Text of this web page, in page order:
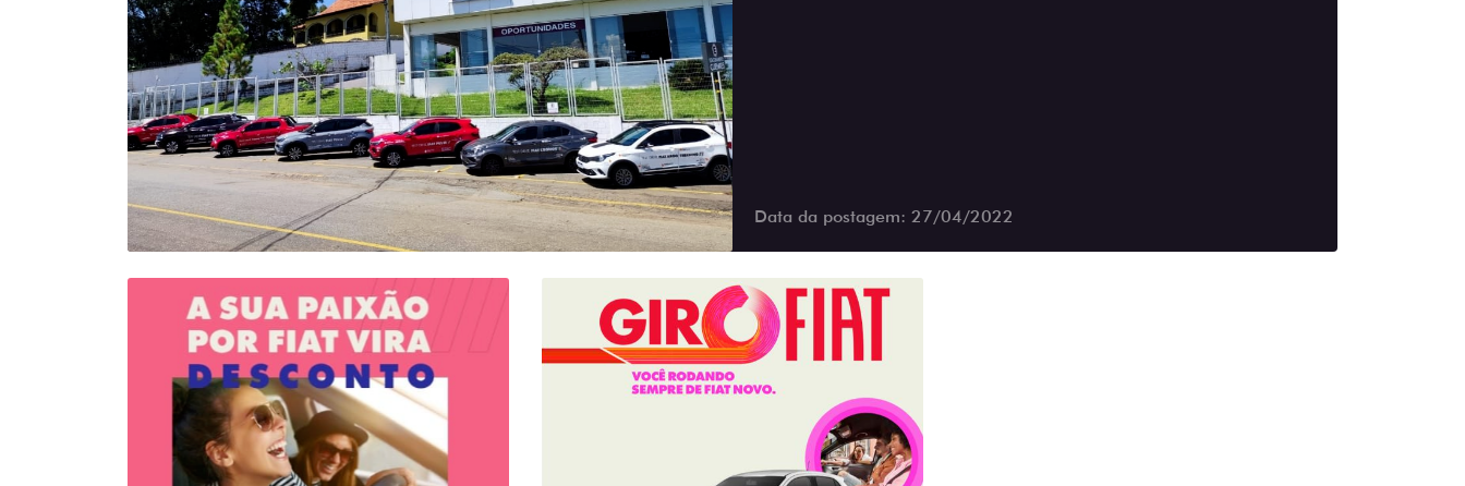
Data da postagem: 27/04/2022